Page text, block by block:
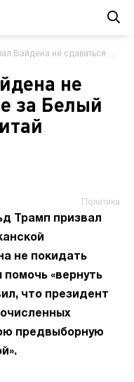
в борьбе за Белый дом: «Сделайте Китай великим снова!»
не
за Белый
Политика
Трамп призвал
не покидать
помочь «вернуть
что президент
предвыборную